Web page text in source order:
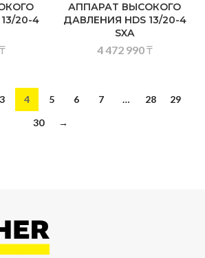
20-4
₸
АППАРАТ ВЫСОКОГО
ДАВЛЕНИЯ HDS 13/20-4
SXA
4 472 990₸
3 4 5 6 7 … 28
29
30
→